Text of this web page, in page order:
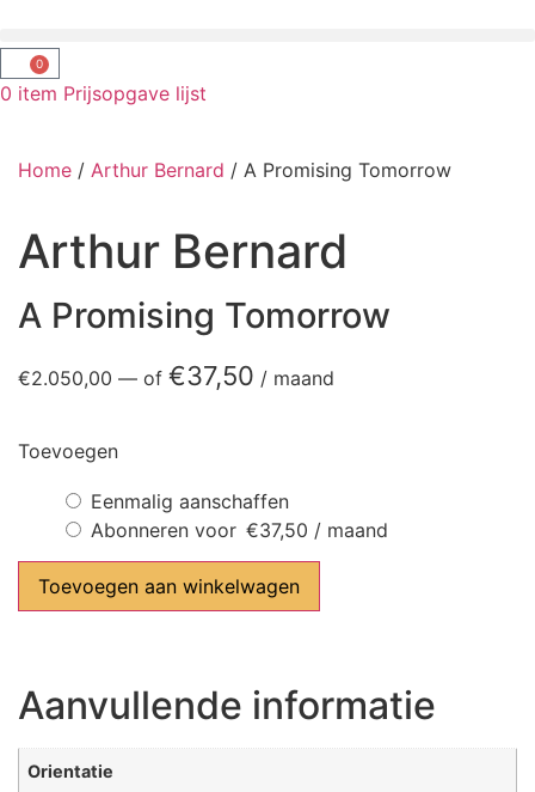
0
0 item Prijsopgave lijst
Home / Arthur Bernard / A Promising Tomorrow
Arthur Bernard
A Promising Tomorrow
€2.050,00 — of €37,50 / maand
Toevoegen
Eenmalig aanschaffen
Abonneren voor €37,50 / maand
Toevoegen aan winkelwagen
Aanvullende informatie
Orientatie